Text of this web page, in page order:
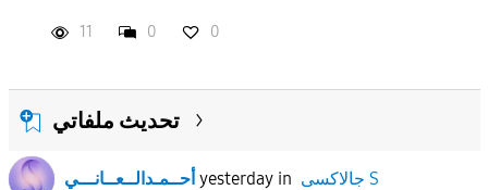
11 0 0
تحديث ملفاتي
أحــمـدالــعــانـــي yesterdayin
جالاكسى S